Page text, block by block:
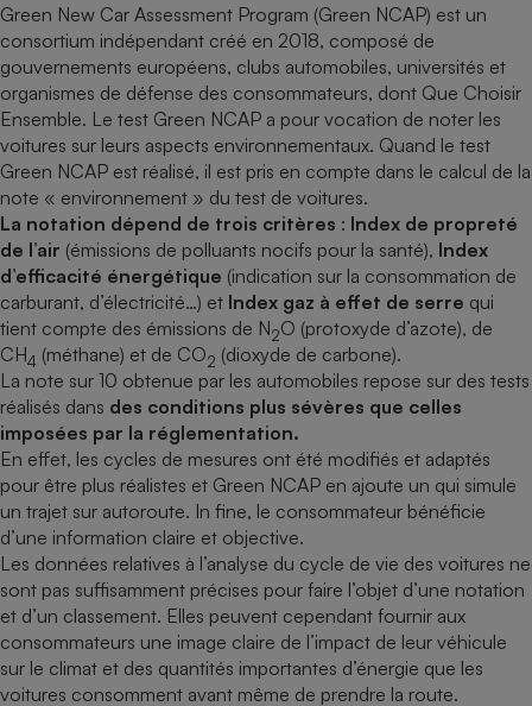
Green New Car Assessment Program (Green NCAP) est un
consortium indépendant créé en 2018, composé de
gouvernements européens, clubs automobiles, universités et
organismes de défense des consommateurs, dont Que Choisir
Ensemble. Le test Green NCAP a pour vocation de noter les
voitures sur leurs aspects environnementaux. Quand le test
Green NCAP est réalisé, il est pris en compte dans le calcul de la
note « environnement » du test de voitures.
La notation dépend de trois critères : Index de propreté
de l’air (émissions de polluants nocifs pour la santé), Index
d’efficacité énergétique (indication sur la consommation de
carburant, d’électricité…) et Index gaz à effet de serre qui
tient compte des émissions de N2O (protoxyde d’azote), de
CH4 (méthane) et de CO2 (dioxyde de carbone).
La note sur 10 obtenue par les automobiles repose sur des tests
réalisés dans des conditions plus sévères que celles
imposées par la réglementation.
En effet, les cycles de mesures ont été modifiés et adaptés
pour être plus réalistes et Green NCAP en ajoute un qui simule
un trajet sur autoroute. In fine, le consommateur bénéficie
d’une information claire et objective.
Les données relatives à l’analyse du cycle de vie des voitures ne
sont pas suffisamment précises pour faire l’objet d’une notation
et d’un classement. Elles peuvent cependant fournir aux
consommateurs une image claire de l’impact de leur véhicule
sur le climat et des quantités importantes d’énergie que les
voitures consomment avant même de prendre la route.